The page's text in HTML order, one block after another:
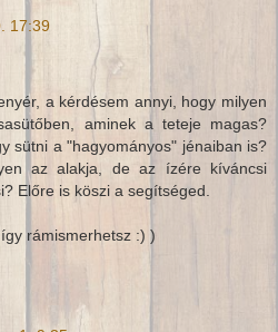
17:39
a kérdésem annyi, hogy milyen
aminek a teteje magas?
sütni a "hagyományos" jénaiban is?
az alakja, de az ízére kíváncsi
Előre is köszi a segítséged.
rámismerhetsz :) )